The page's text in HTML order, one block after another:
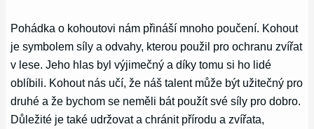
Pohádka o kohoutovi nám přináší mnoho poučení. Kohout
je symbolem síly a odvahy, kterou použil pro ochranu zvířat
v lese. Jeho hlas byl výjimečný a díky tomu si ho lidé
oblíbili. Kohout nás učí, že náš talent může být užitečný pro
druhé a že bychom se neměli bát použít své síly pro dobro.
Důležité je také udržovat a chránit přírodu a zvířata,